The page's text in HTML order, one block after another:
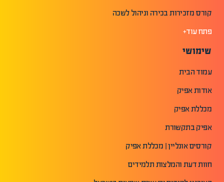
קורס מזכירות בכירה וניהול לשכה
פתח עוד+
שימושי
עמוד הבית
אודות אפיק
מכללת אפיק
אפיק בתקשורת
קורסים אונליין | מכללת אפיק
חוות דעת והמלצות תלמידים